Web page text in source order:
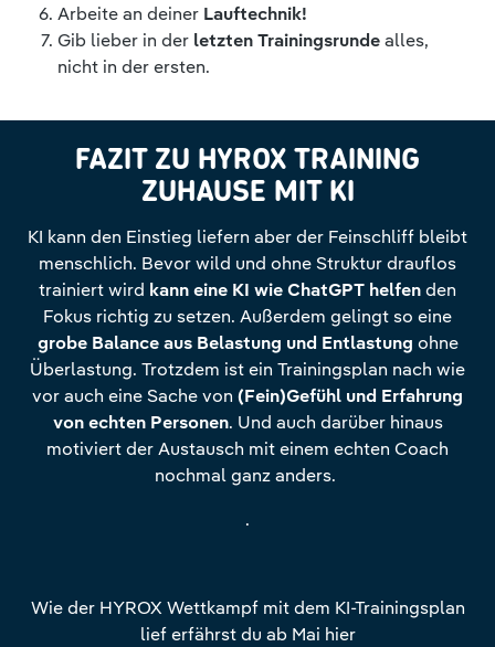
Arbeite an deiner Lauftechnik!
Gib lieber in der letzten Trainingsrundealles,
nicht in der ersten.
FAZIT ZU HYROX TRAINING
ZUHAUSE MIT KI
KI kann den Einstieg liefern aber der Feinschliff bleibt
menschlich. Bevor wild und ohne Struktur drauflos
trainiert wird kann eine KI wie ChatGPT helfenden
Fokus richtig zu setzen. Außerdem gelingt so eine
grobe Balance aus Belastung und Entlastung ohne
Überlastung. Trotzdem ist ein Trainingsplan nach wie
vor auch eine Sache von (Fein)Gefühl und Erfahrung
von echten Personen. Und auch darüber hinaus
motiviert der Austausch mit einem echten Coach
nochmal ganz anders.
.
Wie der HYROX Wettkampf mit dem KI-Trainingsplan
lief erfährst du ab Mai hier